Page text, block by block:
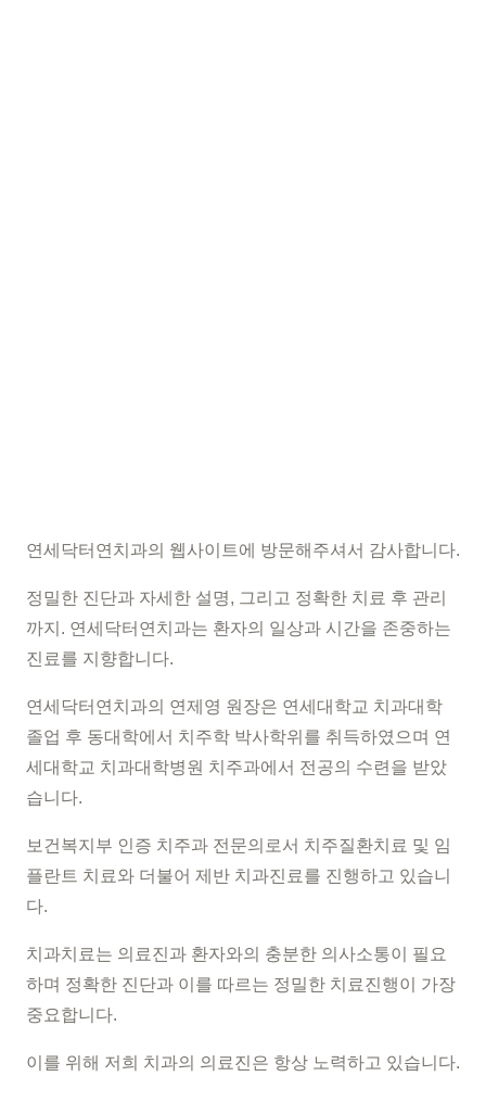
연세닥터연치과의 웹사이트에 방문해주셔서 감사합니다.
정밀한 진단과 자세한 설명, 그리고 정확한 치료 후 관리
까지. 연세닥터연치과는 환자의 일상과 시간을 존중하는
진료를 지향합니다.
연세닥터연치과의 연제영 원장은 연세대학교 치과대학
졸업 후 동대학에서 치주학 박사학위를 취득하였으며 연
세대학교 치과대학병원 치주과에서 전공의 수련을 받았
습니다.
보건복지부 인증 치주과 전문의로서 치주질환치료 및 임
플란트 치료와 더불어 제반 치과진료를 진행하고 있습니
다.
치과치료는 의료진과 환자와의 충분한 의사소통이 필요
하며 정확한 진단과 이를 따르는 정밀한 치료진행이 가장
중요합니다.
이를 위해 저희 치과의 의료진은 항상 노력하고 있습니다.